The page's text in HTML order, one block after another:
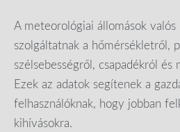
A meteorológiai állomások
szolgáltatnak a hőmérsékletről,
szélsebességről, csapadékról
Ezek az adatok segítenek a
felhasználóknak, hogy jobban
kihívásokra.